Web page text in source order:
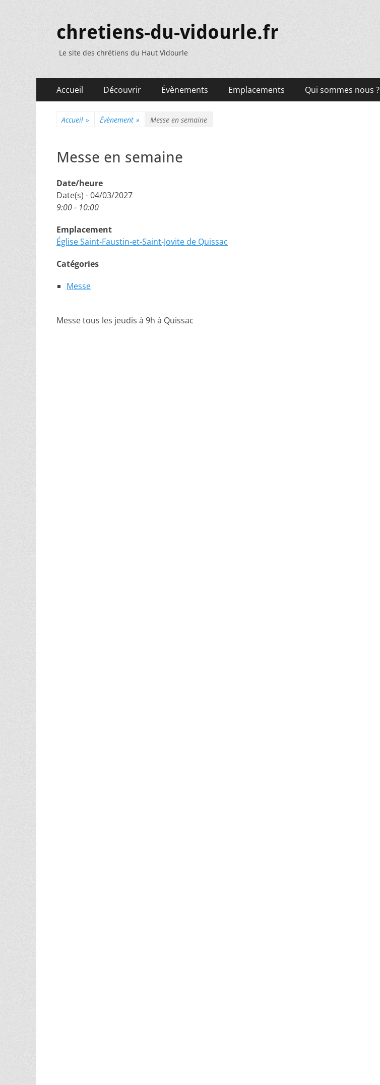
chretiens-du-vidourle.fr
Le site des chrétiens du Haut Vidourle
Menu
principal
Accueil Découvrir Évènements Emplacements Qui sommes nous ?
Accueil » Évènement » Messe en semaine
Messe en semaine
Date/heure
Date(s) - 04/03/2027
9:00 - 10:00
Emplacement
Église Saint-Faustin-et-Saint-Jovite de Quissac
Catégories
Messe
Messe tous les jeudis à 9h à Quissac